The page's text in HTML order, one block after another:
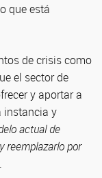
que está
de crisis como
el sector de
y aportar a
instancia y
actual de
reemplazarlo por